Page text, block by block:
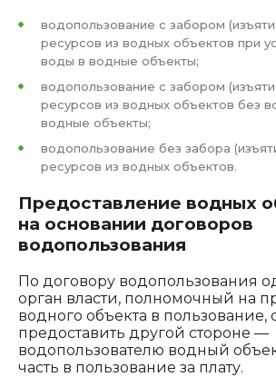
водопользование с забором
ресурсов из водных объектов при
воды в водные объекты;
водопользование с забором
ресурсов из водных объектов без
водные объекты;
водопользование без забора
ресурсов из водных объектов.
Предоставление водных
на основании договоров
водопользования
По договору водопользования
орган власти, полномочный на
водного объекта в пользование,
предоставить другой стороне —
водопользователю водный
часть в пользование за плату.